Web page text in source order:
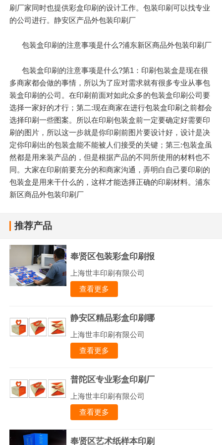
刷厂家同时也提供彩盒印刷的设计工作。包装印刷可以找专业
的公司进行。静安区产品外包装印刷厂
包装盒印刷的注意事项是什么?浦东新区商品外包装印刷厂
包装盒印刷的注意事项是什么?第1：印刷包装盒是现在很
多商家都会做的事情，所以为了应对需求就有很多专业从事包
装盒印刷的公司。在印刷前面对如此众多的包装盒印刷公司要
选择一家好的才行；第二:现在商家在进行包装盒印刷之前都会
选择印刷一些图案。所以在印刷包装盒前一定要确定好需要印
刷的图片，所以这一步就是你印刷前图片要设计好，设计是决
定你印刷出的包装盒能不能被人们接受的关键；第三:包装盒虽
然都是用来装产品的，但是根据产品的不同所使用的材料也不
同。大家在印刷前要充分的和商家沟通，弄明白自己要印刷的
包装盒是用来干什么的，这样才能选择正确的印刷材料。浦东
新区商品外包装印刷厂
推荐产品
奉贤区包装彩盒印刷报
上海世丰印刷有限公司
查看更多
静安区精品彩盒印刷哪
上海世丰印刷有限公司
查看更多
普陀区专业彩盒印刷厂
上海世丰印刷有限公司
查看更多
奉贤区艺术纸样本印刷